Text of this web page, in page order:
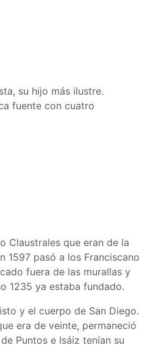
su hijo más ilustre.
fuente con cuatro
Claustrales que eran de la
1597 pasó a los Franciscano
fuera de las murallas y
1235 ya estaba fundado.
y el cuerpo de San Diego.
era de veinte, permaneció
Puntos e Isáiz tenían su